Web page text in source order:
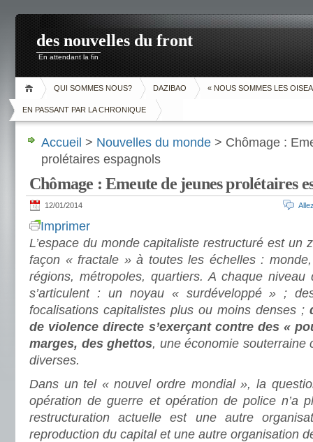
des nouvelles du front
En attendant la fin
QUI SOMMES NOUS? DAZIBAO « NOUS SOMMES LES
EN PASSANT PAR LA CHRONIQUE
Accueil > Nouvelles du monde > Chômage :
prolétaires espagnols
Chômage : Emeute de jeunes prolétaires
12/01/2014
Imprimer
L’espace du monde capitaliste restructuré est un
façon « fractale » à toutes les échelles :
régions, métropoles, quartiers. A chaque niveau
s’articulent : un noyau « surdéveloppé » ;
focalisations capitalistes plus ou moins denses ;
de violence directe s’exerçant contre des «
marges, des ghettos, une économie souterraine
diverses.
Dans un tel « nouvel ordre mondial », la
opération de guerre et opération de police n’a
restructuration actuelle est une autre
reproduction du capital et une autre organisation